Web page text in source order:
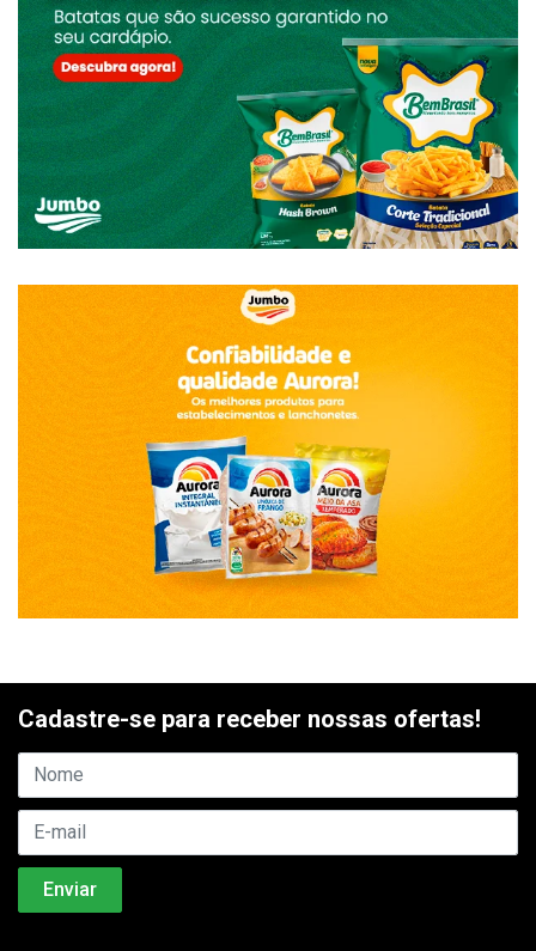
Cadastre-se para receber nossas ofertas!